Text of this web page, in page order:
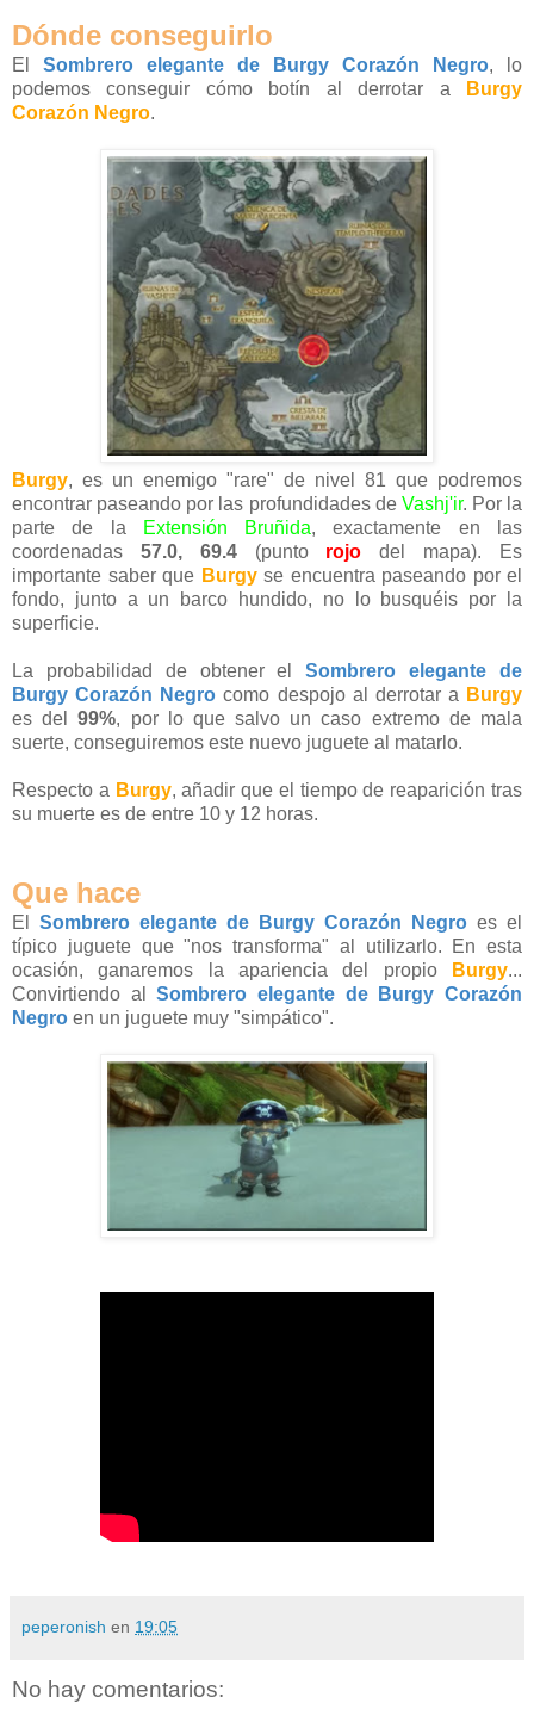
Dónde conseguirlo
El Sombrero elegante de Burgy Corazón Negro, lo
podemos conseguir cómo botín al derrotar a
Burgy
Corazón Negro.
Burgy, es un enemigo "rare" de nivel 81 que podremos
encontrar paseando por las profundidades de Vashj'ir. Por la
parte de la
Extensión Bruñida, exactamente en las
coordenadas 57.0, 69.4(punto rojo del mapa). Es
importante saber que Burgy se encuentra paseando por el
fondo, junto a un barco hundido, no lo busquéis por la
superficie.
La probabilidad de obtener elSombrero elegante de
Burgy Corazón Negrocomo despojo al derrotar a Burgy
es del99%, por lo que salvo un caso extremo de mala
suerte, conseguiremos este nuevo juguete al matarlo.
Respecto a Burgy, añadir que el tiempo de reaparición tras
su muerte es de entre 10 y 12 horas.
Que hace
El Sombrero elegante de Burgy Corazón Negro es el
típico juguete que "nos transforma" al utilizarlo. En esta
ocasión, ganaremos la apariencia del propio
Burgy...
Convirtiendo alSombrero elegante de Burgy Corazón
Negro en un juguete muy "simpático".
peperonish en 19:05
No hay comentarios: